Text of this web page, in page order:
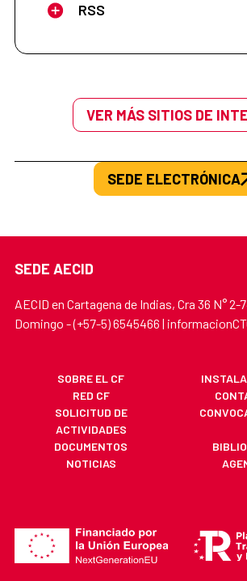
RSS
VER MÁS SITIOS DE
SEDE ELECTRÓNICA
SEDE AECID
AECID en Cartagena de Indias, Cra 36 N° 2-
Domingo - (+57-5) 6545466 |
SOBRE EL CF
RED CF
SOLICITUD DE
ACTIVIDADES
DOCUMENTOS
NOTICIAS